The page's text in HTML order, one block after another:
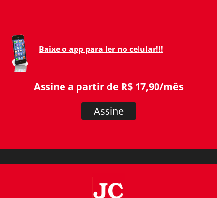
Baixe o app para ler no celular!!!
Assine a partir de R$ 17,90/mês
Assine